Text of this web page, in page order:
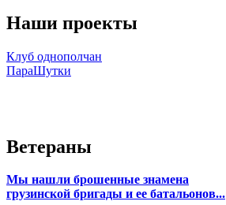
Наши проекты
Клуб однополчан
ПараШутки
Ветераны
Мы нашли брошенные знамена
грузинской бригады и ее батальонов...